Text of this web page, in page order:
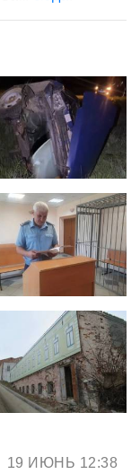
19 ИЮНЬ 12:38